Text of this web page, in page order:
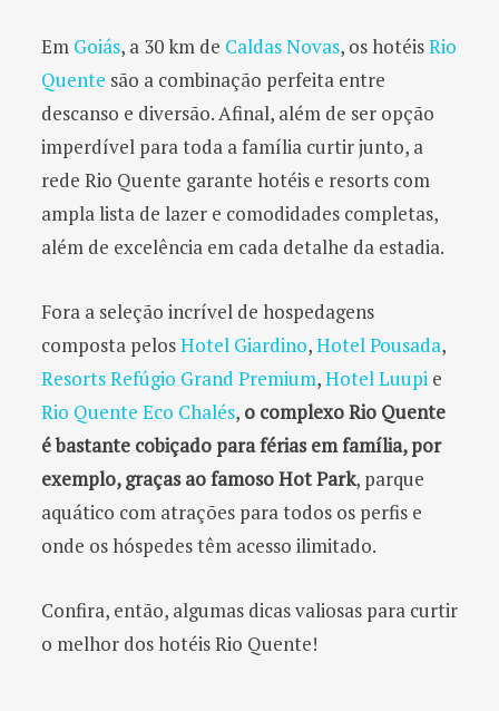
Em Goiás, a 30 km de Caldas Novas, os hotéisRio
Quente são a combinação perfeita entre
descanso e diversão. Afinal, além de ser opção
imperdível para toda a família curtir junto, a
rede Rio Quente garante hotéis e resorts com
ampla lista de lazer e comodidades completas,
além de excelência em cada detalhe da estadia.
Fora a seleção incrível de hospedagens
composta pelosHotel Giardino,Hotel Pousada,
Resorts Refúgio Grand Premium,Hotel Luupi e
Rio Quente Eco Chalés, o complexoRio Quente
é bastante cobiçado para férias em família, por
exemplo, graças ao famoso Hot Park, parque
aquático com atrações para todos os perfis e
onde os hóspedes têm acesso ilimitado.
Confira, então, algumas dicas valiosas para curtir
o melhor dos hotéis Rio Quente!